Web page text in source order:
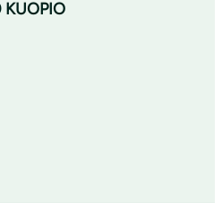
KUOPIO